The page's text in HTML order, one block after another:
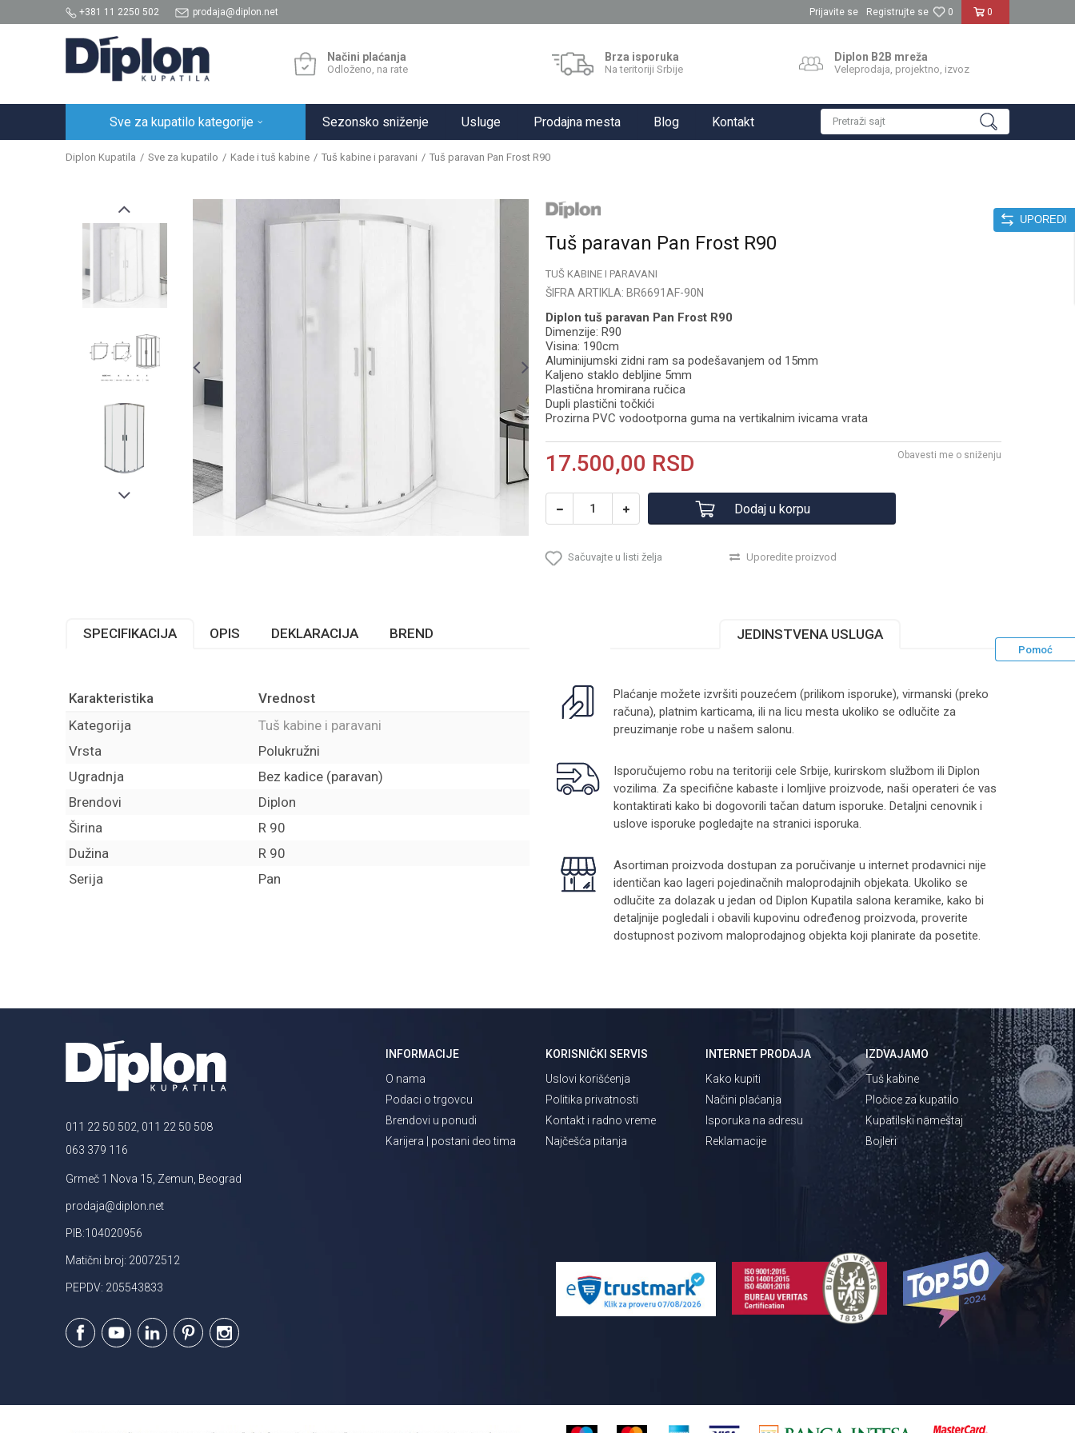
+381 11 2250 502 prodaja@diplon.net 0
0
Prijavite se Registrujte se
Načini plaćanja
Odloženo, na rate
Brza isporuka
Na teritoriji Srbije
Diplon B2B mreža
Veleprodaja, projektno, izvoz
Sve za kupatilo kategorije Sezonsko sniženje Usluge Prodajna mesta Blog Kontakt Pretraži sajt
UPOREDI
Diplon Kupatila Sve za kupatilo Kade i tuš kabine Tuš kabine i paravani Tuš paravan Pan Frost R90
Tuš paravan Pan Frost R90
TUŠ KABINE I PARAVANI
ŠIFRA ARTIKLA: BR6691AF-90N
Diplon tuš paravan Pan Frost R90
Dimenzije: R90
Visina: 190cm
Aluminijumski zidni ram sa podešavanjem od 15mm
Kaljeno staklo debljine 5mm
Plastična hromirana ručica
Dupli plastični točkići
Prozirna PVC vodootporna guma na vertikalnim ivicama vrata
17.500,00 RSD Obavesti me o sniženju
Dodaj u korpu
Sačuvajte u listi želja Uporedite proizvod
Pomoć
SPECIFIKACIJA OPIS DEKLARACIJA BREND
Karakteristika
Vrednost
Kategorija
Tuš kabine i paravani
Vrsta
Polukružni
Ugradnja
Bez kadice (paravan)
Brendovi
Diplon
Širina
R 90
Dužina
R 90
Serija
Pan
JEDINSTVENA USLUGA
Plaćanje možete izvršiti pouzećem (prilikom isporuke), virmanski (preko
računa), platnim karticama, ili na licu mesta ukoliko se odlučite za
preuzimanje robe u našem salonu.
Isporučujemo robu na teritoriji cele Srbije, kurirskom službom ili Diplon
vozilima. Za specifične kabaste i lomljive proizvode, naši operateri će vas
kontaktirati kako bi dogovorili tačan datum isporuke. Detaljni cenovnik i
uslove isporuke pogledajte na straniciisporuka.
Asortiman proizvoda dostupan za poručivanje u internet prodavnici nije
identičan kao lageri pojedinačnih maloprodajnih objekata. Ukoliko se
odlučite za dolazak u jedan od Diplon Kupatila salona keramike, kako bi
detaljnije pogledali i obavili kupovinu određenog proizvoda, proverite
dostupnost pozivom maloprodajnog objekta koji planirate da posetite.
011 22 50 502, 011 22 50 508
063 379 116
Grmeč 1 Nova 15, Zemun, Beograd
prodaja@diplon.net
PIB:104020956
Matični broj: 20072512
PEPDV: 205543833
INFORMACIJE
O nama
Podaci o trgovcu
Brendovi u ponudi
Karijera | postani deo tima
KORISNIČKI SERVIS
Uslovi korišćenja
Politika privatnosti
Kontakt i radno vreme
Najčešća pitanja
INTERNET PRODAJA
Kako kupiti
Načini plaćanja
Isporuka na adresu
Reklamacije
IZDVAJAMO
Tuš kabine
Pločice za kupatilo
Kupatilski nameštaj
Bojleri